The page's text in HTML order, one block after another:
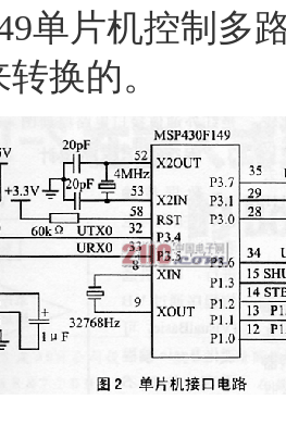
单片机控制多
换的。